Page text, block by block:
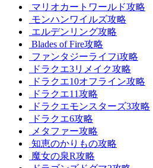
マリオカートワールド攻略
モンハンワイルズ攻略
エルデンリング攻略
Blades of Fire攻略
ファンタジーライフi攻略
ドラクエ3リメイク攻略
ドラクエ10オフライン攻略
ドラクエ11攻略
ドラクエモンスターズ3攻略
ドラクエ6攻略
メタファー攻略
知恵のかりもの攻略
魔女の泉R攻略